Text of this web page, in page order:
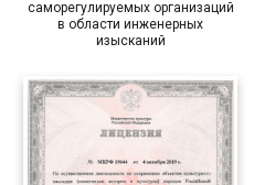
саморегулируемых организаций
в области инженерных
изысканий